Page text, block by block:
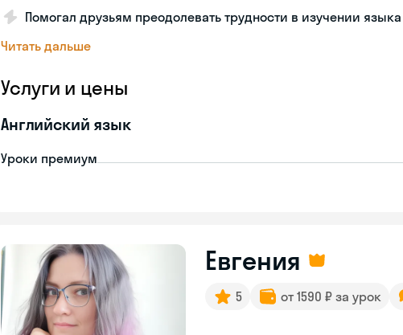
Помогал друзьям преодолевать трудности в изучении языка
Читать дальше
Услуги и цены
Английский язык
Уроки премиум
Евгения
5 от 1590 ₽ за урок